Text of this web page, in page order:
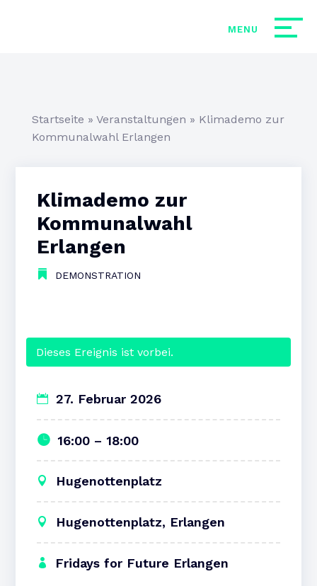
Startseite » Veranstaltungen » Klimademo zur
Kommunalwahl Erlangen
Klimademo zur
Kommunalwahl
Erlangen
DEMONSTRATION
Dieses Ereignis ist vorbei.
27. Februar 2026
16:00 – 18:00
Hugenottenplatz
Hugenottenplatz, Erlangen
Fridays for Future Erlangen